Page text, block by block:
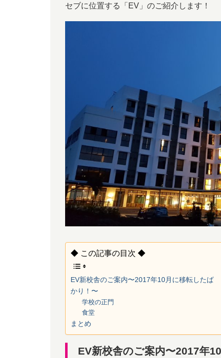
セブに位置する「EV」のご紹介します！
◆ この記事の目次 ◆
EV新校舎のご案内〜2017年10月に移転したば
かり！〜
学校の正門
食堂
まとめ
EV新校舎のご案内〜2017年